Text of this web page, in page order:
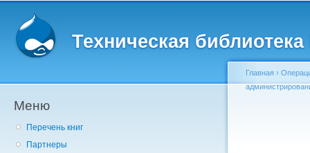
Техническая
Меню
Перечень книг
Партнеры
Главная ›